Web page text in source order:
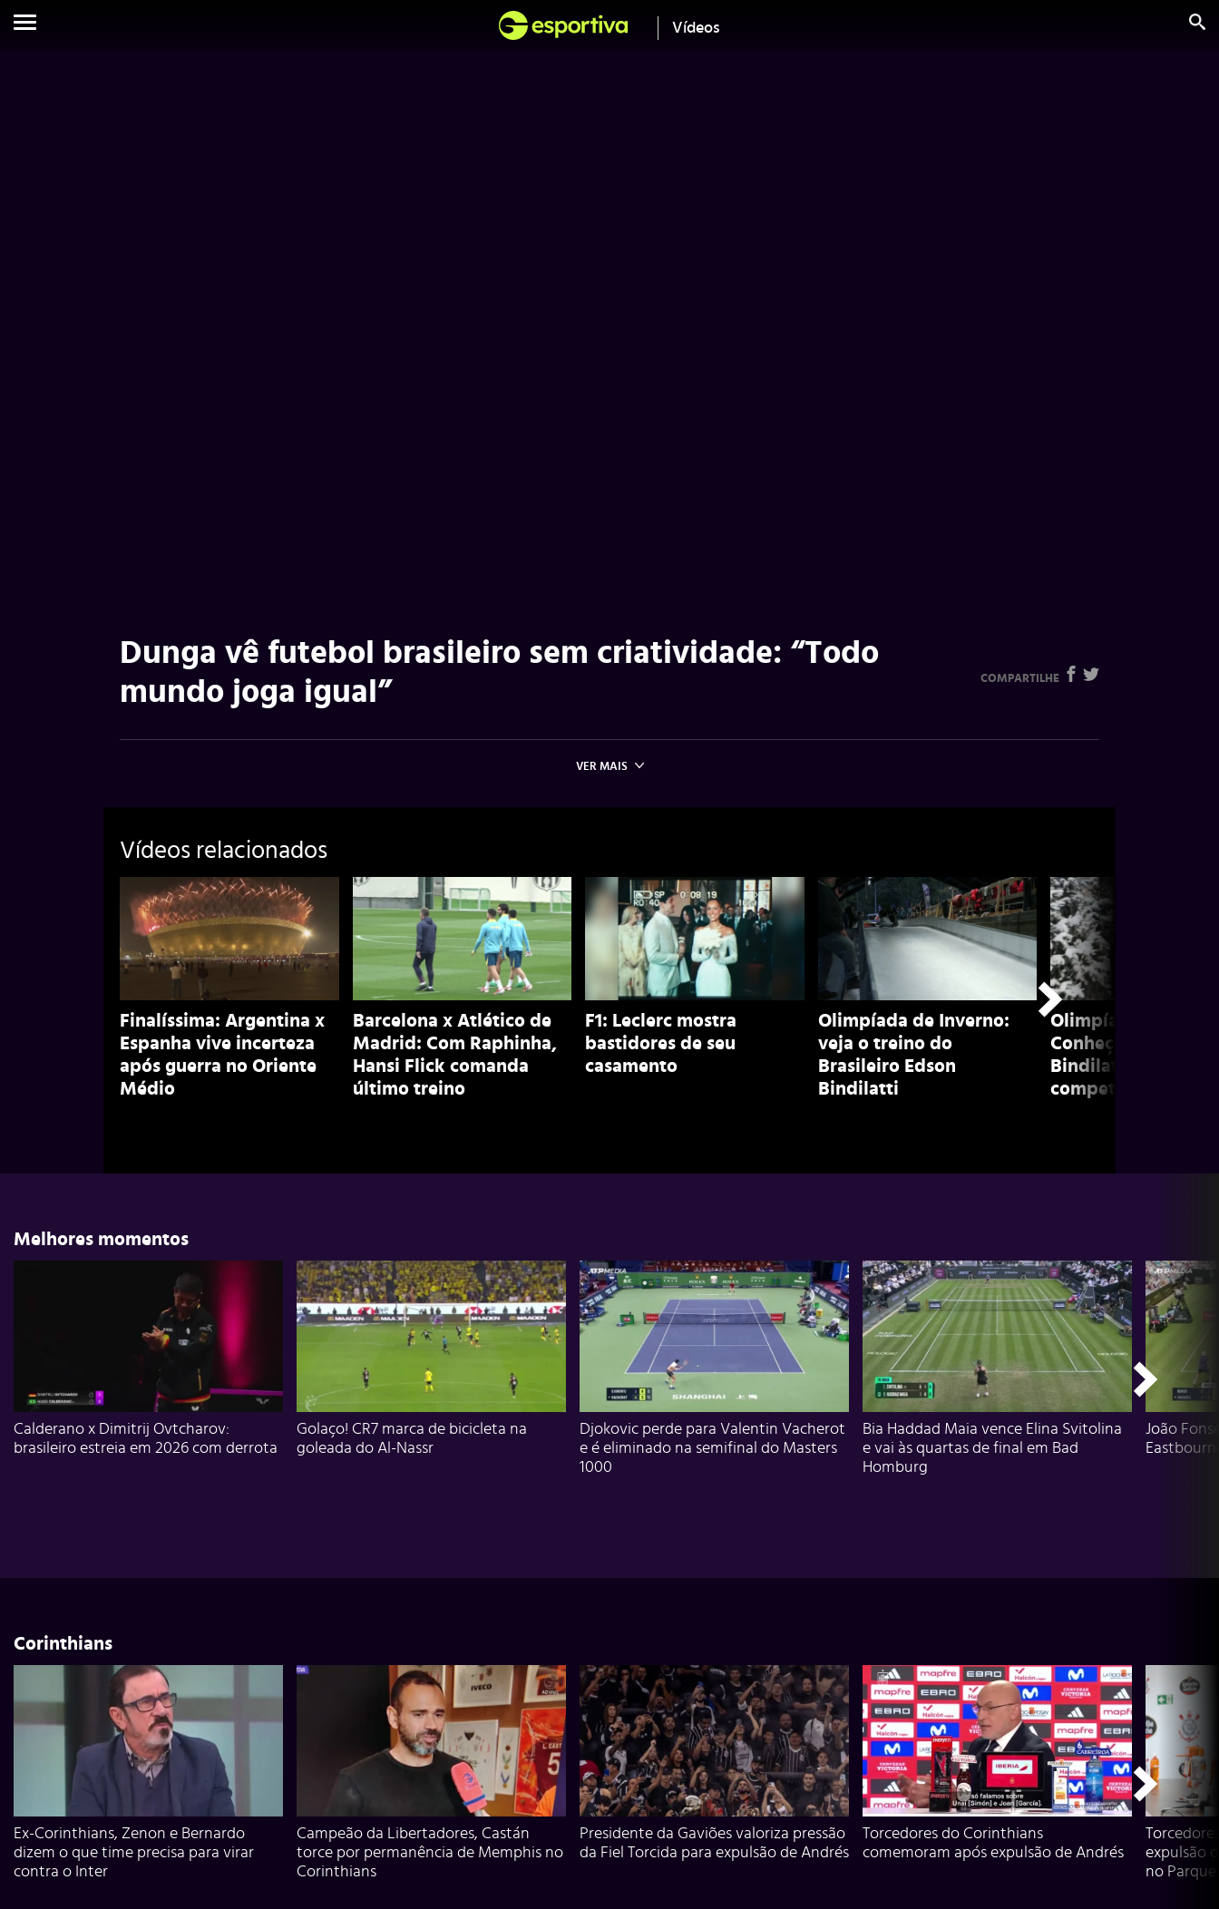
Vídeos
Dunga vê futebol brasileiro sem criatividade: “Todo
mundo joga igual”
COMPARTILHE
VER MAIS
Vídeos relacionados
Finalíssima: Argentina x
Espanha vive incerteza
após guerra no Oriente
Médio
Barcelona x Atlético de
Madrid: Com Raphinha,
Hansi Flick comanda
último treino
F1: Leclerc mostra
bastidores de seu
casamento
Olimpíada de Inverno:
veja o treino do
Brasileiro Edson
Bindilatti
Olimpíada de
Conheça Edson
Bindilatti,
competidor de
Melhores momentos
Calderano x Dimitrij Ovtcharov:
brasileiro estreia em 2026 com derrota
Golaço! CR7 marca de bicicleta na
goleada do Al-Nassr
Djokovic perde para Valentin Vacherot
e é eliminado na semifinal do Masters
1000
Bia Haddad Maia vence Elina Svitolina
e vai às quartas de final em Bad
Homburg
João
Corinthians
Ex-Corinthians, Zenon e Bernardo
dizem o que time precisa para virar
contra o Inter
Campeão da Libertadores, Castán
torce por permanência de Memphis no
Corinthians
Presidente da Gaviões valoriza pressão
da Fiel Torcida para expulsão de Andrés
Torcedores do Corinthians
comemoram após expulsão de Andrés
expulsão
no Parque